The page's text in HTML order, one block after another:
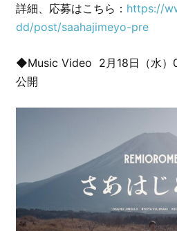
詳細、応募はこちら： https://
dd/post/saahajimeyo-pre
◆Music Video 2月18日（水）
公開